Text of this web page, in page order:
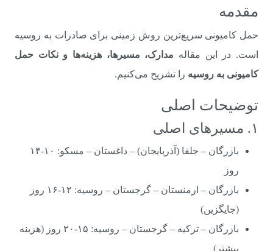
مقدمه
حمل کامیونی سریع‌ترین روش زمینی برای صادرات به روسیه
است. در این مقاله مدارک، مسیرها، هزینه‌ها و نکات حمل
کامیونی به روسیه را تشریح می‌کنیم.
توضیحات اصلی
۱. مسیرهای اصلی
بازرگان – جلفا (آذربایجان) – داغستان – مسکو: ۱۰-۱۴
روز
بازرگان – ارمنستان – گرجستان – روسیه: ۱۲-۱۶ روز
(جایگزین)
بازرگان – ترکیه – گرجستان – روسیه: ۱۵-۲۰ روز (هزینه
بیشتر)